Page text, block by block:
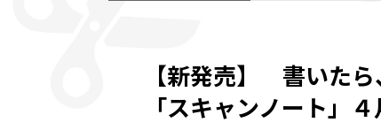
【新発売】 書いた
「スキャンノート」